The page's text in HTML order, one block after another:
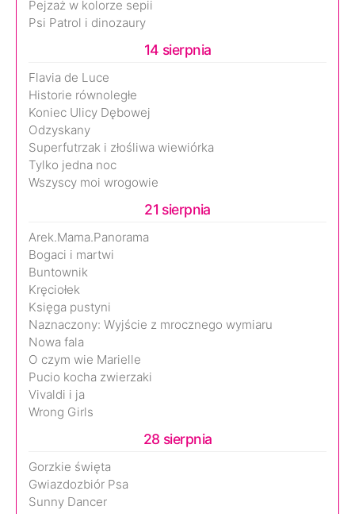
Pejzaż w kolorze sepii
Psi Patrol i dinozaury
14 sierpnia
Flavia de Luce
Historie równoległe
Koniec Ulicy Dębowej
Odzyskany
Superfutrzak i złośliwa wiewiórka
Tylko jedna noc
Wszyscy moi wrogowie
21 sierpnia
Arek.Mama.Panorama
Bogaci i martwi
Buntownik
Kręciołek
Księga pustyni
Naznaczony: Wyjście z mrocznego wymiaru
Nowa fala
O czym wie Marielle
Pucio kocha zwierzaki
Vivaldi i ja
Wrong Girls
28 sierpnia
Gorzkie święta
Gwiazdozbiór Psa
Sunny Dancer